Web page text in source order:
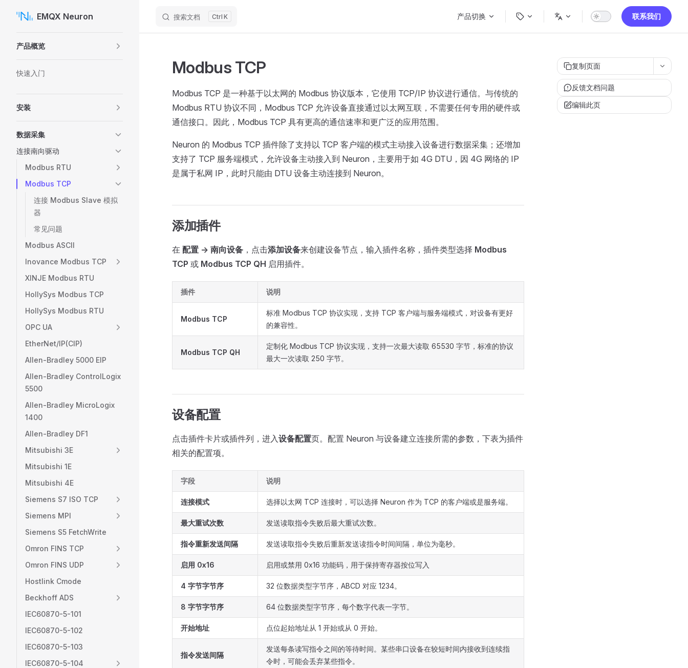
Skip to contentEMQX Neuron 搜索文档 K 产品切换 联系我们
产品概览
快速入门
安装
数据采集
连接南向驱动
Modbus RTU
Modbus TCP
连接 Modbus Slave 模拟
器
常见问题
Modbus ASCII
Inovance Modbus TCP
XINJE Modbus RTU
HollySys Modbus TCP
HollySys Modbus RTU
OPC UA
EtherNet/IP(CIP)
Allen-Bradley 5000 EIP
Allen-Bradley ControlLogix
5500
Allen-Bradley MicroLogix
1400
Allen-Bradley DF1
Mitsubishi 3E
Mitsubishi 1E
Mitsubishi 4E
Siemens S7 ISO TCP
Siemens MPI
Siemens S5 FetchWrite
Omron FINS TCP
Omron FINS UDP
Hostlink Cmode
Beckhoff ADS
IEC60870-5-101
IEC60870-5-102
IEC60870-5-103
IEC60870-5-104
复制页面
反馈文档问题
编辑此页
Modbus TCP
Modbus TCP 是一种基于以太网的 Modbus 协议版本，它使用 TCP/IP 协议进行通信。与传统的
Modbus RTU 协议不同，Modbus TCP 允许设备直接通过以太网互联，不需要任何专用的硬件或
通信接口。因此，Modbus TCP 具有更高的通信速率和更广泛的应用范围。
Neuron 的 Modbus TCP 插件除了支持以 TCP 客户端的模式主动接入设备进行数据采集；还增加
支持了 TCP 服务端模式，允许设备主动接入到 Neuron，主要用于如 4G DTU，因 4G 网络的 IP
是属于私网 IP，此时只能由 DTU 设备主动连接到 Neuron。
添加插件
在 配置 -> 南向设备 ，点击添加设备来创建设备节点，输入插件名称，插件类型选择 Modbus
TCP 或 Modbus TCP QH 启用插件。
插件 说明
Modbus TCP
标准 Modbus TCP 协议实现，支持 TCP 客户端与服务端模式，对设备有更好
的兼容性。
Modbus TCP QH
定制化 Modbus TCP 协议实现，支持一次最大读取 65530 字节，标准的协议
最大一次读取 250 字节。
设备配置
点击插件卡片或插件列，进入设备配置页。配置 Neuron 与设备建立连接所需的参数，下表为插件
相关的配置项。
字段 说明
连接模式 选择以太网 TCP 连接时，可以选择 Neuron 作为 TCP 的客户端或是服务端。
最大重试次数 发送读取指令失败后最大重试次数。
指令重新发送间隔 发送读取指令失败后重新发送读指令时间间隔，单位为毫秒。
启用 0x16 启用或禁用 0x16 功能码，用于保持寄存器按位写入
4 字节字节序 32 位数据类型字节序，ABCD 对应 1234。
8 字节字节序 64 位数据类型字节序，每个数字代表一字节。
开始地址 点位起始地址从 1 开始或从 0 开始。
指令发送间隔
发送每条读写指令之间的等待时间。某些串口设备在较短时间内接收到连续指
令时，可能会丢弃某些指令。